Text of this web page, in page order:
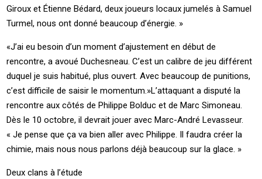
Giroux et Étienne Bédard, deux joueurs locaux jumelés à Samuel
Turmel, nous ont donné beaucoup d’énergie. »
«J’ai eu besoin d’un moment d’ajustement en début de
rencontre, a avoué Duchesneau. C’est un calibre de jeu différent
duquel je suis habitué, plus ouvert. Avec beaucoup de punitions,
c’est difficile de saisir le momentum.»L’attaquant a disputé la
rencontre aux côtés de Philippe Bolduc et de Marc Simoneau.
Dès le 10 octobre, il devrait jouer avec Marc-André Levasseur.
« Je pense que ça va bien aller avec Philippe. Il faudra créer la
chimie, mais nous nous parlons déjà beaucoup sur la glace. »
Deux clans à l’étude